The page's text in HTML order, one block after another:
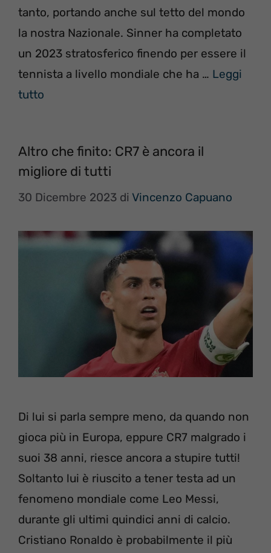
tanto, portando anche sul tetto del mondo
la nostra Nazionale. Sinner ha completato
un 2023 stratosferico finendo per essere il
tennista a livello mondiale che ha … Leggi
tutto
Altro che finito: CR7 è ancora il
migliore di tutti
30 Dicembre 2023 di Vincenzo Capuano
Di lui si parla sempre meno, da quando non
gioca più in Europa, eppure CR7 malgrado i
suoi 38 anni, riesce ancora a stupire tutti!
Soltanto lui è riuscito a tener testa ad un
fenomeno mondiale come Leo Messi,
durante gli ultimi quindici anni di calcio.
Cristiano Ronaldo è probabilmente il più